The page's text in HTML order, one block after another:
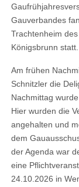
Gauverbandes
Trachtenheim
Königsbrunn statt.
Am frühen
Schnitzler die
Nachmittag
Hier wurden die
angehalten und
dem
der Agenda war
eine
24.10.2026 in